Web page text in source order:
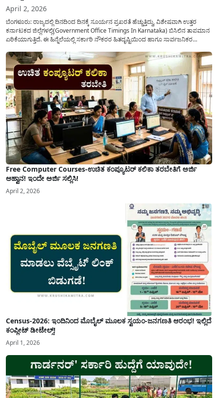
April 2, 2026
ಬೆಂಗಳೂರು: ರಾಜ್ಯದಲ್ಲಿ ದಿನದಿಂದ ದಿನಕ್ಕೆ ಸೂರ್ಯನ ಪ್ರಖರತೆ ಹೆಚ್ಚುತ್ತಿದ್ದು, ವಿಶೇಷವಾಗಿ ಉತ್ತರ
ಕರ್ನಾಟಕದ ಜಿಲ್ಲೆಗಳಲ್ಲಿ(Government Office Timings In Karnataka) ಬಿಸಿಲಿನ ತಾಪಮಾನ
ಏರಿಕೆಯಾಗುತ್ತಿದೆ. ಈ ಹಿನ್ನೆಲೆಯಲ್ಲಿ ಸರ್ಕಾರಿ ನೌಕರರ ಹಿತದೃಷ್ಟಿಯಿಂದ ಹಾಗೂ ಸಾರ್ವಜನಿಕರ
ಮತ್ತು ಕಲ್ಯಾಣ ಕರ್ನಾಟಕದ ಒಟ್ಟು 9 ಜಿಲ್ಲೆಗಳಲ್ಲಿ ಏಪ್ರಿಲ್...
Free Computer Courses-ಉಚಿತ ಕಂಪ್ಯೂಟರ್ ಕಲಿಕಾ ತರಬೇತಿಗೆ ಅರ್ಜಿ
ಆಹ್ವಾನ! ಇಂದೇ ಅರ್ಜಿ ಸಲ್ಲಿಸಿ!
April 2, 2026
Census-2026: ಇಂದಿನಿಂದ ಮೊಬೈಲ್ ಮೂಲಕ ಸ್ವಯಂ-ಜನಗಣತಿ ಆರಂಭ! ಇಲ್ಲಿದೆ
ಕಂಪ್ಲೀಟ್ ಡೀಟೇಲ್ಸ್!
April 1, 2026